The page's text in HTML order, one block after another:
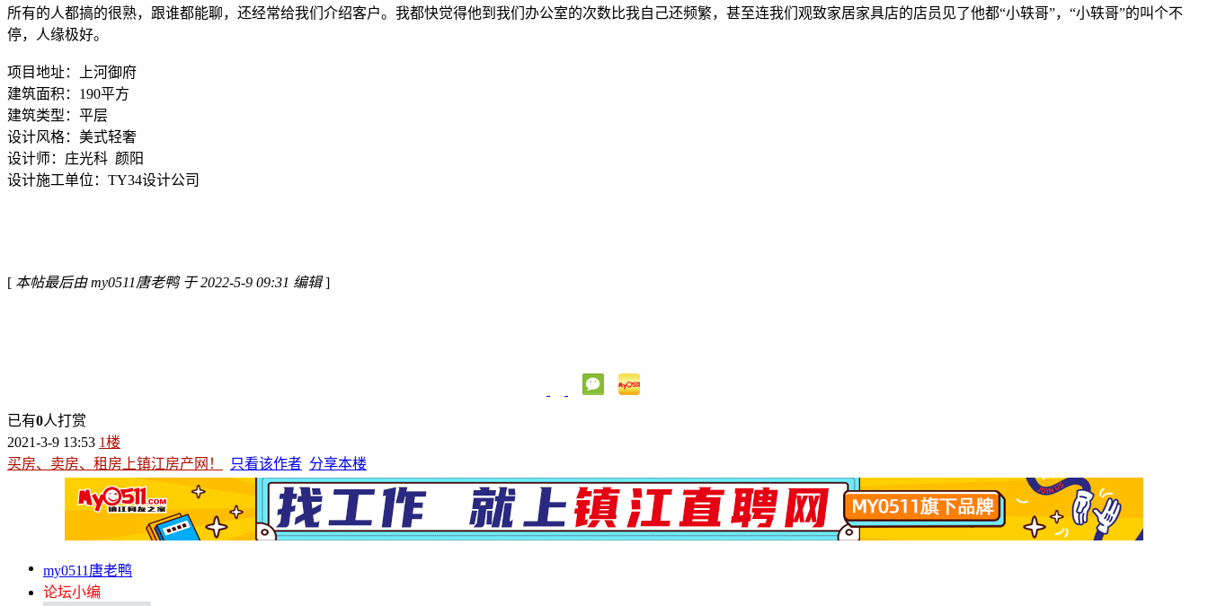
所有的人都搞的很熟，跟谁都能聊，还经常给我们介绍客户。我都快觉得他到我们办公室的次数比我自己还频繁，甚至连我们观致家居家具店的店员见了他都“小轶哥”，“小轶哥”的叫个不
停，人缘极好。
项目地址：上河御府
建筑面积：190平方
建筑类型：平层
设计风格：美式轻奢
设计师：庄光科 颜阳
设计施工单位：TY34设计公司
[ 本帖最后由 my0511唐老鸭 于 2022-5-9 09:31 编辑]
已有0人打赏
2021-3-9 13:53 1楼
买房、卖房、租房上镇江房产网！
只看该作者 分享本楼
my0511唐老鸭
论坛小编